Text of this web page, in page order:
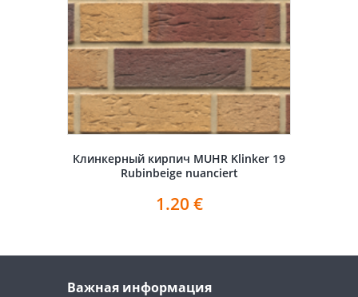
Клинкерный кирпич MUHR Klinker 19
Rubinbeige nuanciert
1.20 €
Важная информация